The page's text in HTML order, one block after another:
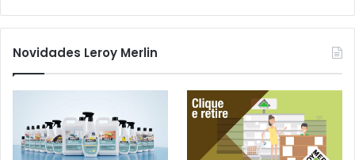
Novidades Leroy Merlin